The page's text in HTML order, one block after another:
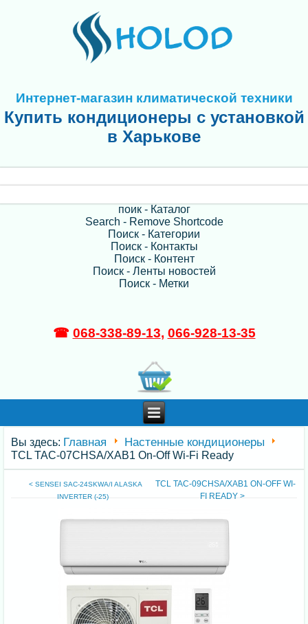
Интернет-магазин климатической техники
Купить кондиционеры с установкой
в Харькове
поик - Каталог
Search - Remove Shortcode
Поиск - Категории
Поиск - Контакты
Поиск - Контент
Поиск - Ленты новостей
Поиск - Метки
☎ 068-338-89-13, 066-928-13-35
Вы здесь: Главная Настенные кондиционеры
TCL TAC-07CHSA/XAB1 On-Off Wi-Fi Ready
< SENSEI SAC-24SKWA/I ALASKA
INVERTER (-25)
TCL TAC-09CHSA/XAB1 ON-OFF WI-
FI READY >